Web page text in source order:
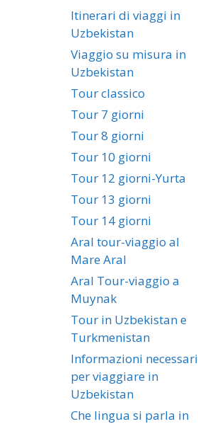
Itinerari di viaggi in
Uzbekistan
Viaggio su misura in
Uzbekistan
Tour classico
Tour 7 giorni
Tour 8 giorni
Tour 10 giorni
Tour 12 giorni-Yurta
Tour 13 giorni
Tour 14 giorni
Aral tour-viaggio al
Mare Aral
Aral Tour-viaggio a
Muynak
Tour in Uzbekistan e
Turkmenistan
Informazioni necessari
per viaggiare in
Uzbekistan
Che lingua si parla in